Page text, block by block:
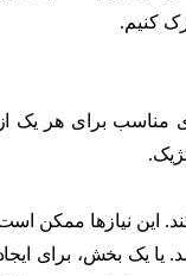
کنیم.
مناسب برای هر یک
این نیازها ممکن
یا یک بخش، برای